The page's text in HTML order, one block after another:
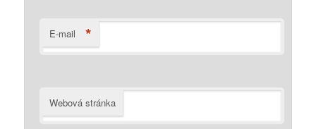
E-mail *
Webová stránka